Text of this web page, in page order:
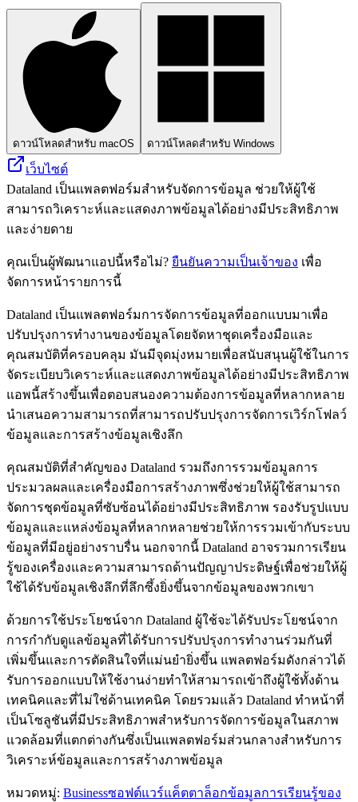
ดาวน์โหลดสำหรับ macOS ดาวน์โหลดสำหรับ Windows
เว็บไซต์
Dataland เป็นแพลตฟอร์มสำหรับจัดการข้อมูล ช่วยให้ผู้ใช้
สามารถวิเคราะห์และแสดงภาพข้อมูลได้อย่างมีประสิทธิภาพ
และง่ายดาย
คุณเป็นผู้พัฒนาแอปนี้หรือไม่? ยืนยันความเป็นเจ้าของ เพื่อ
จัดการหน้ารายการนี้
Dataland เป็นแพลตฟอร์มการจัดการข้อมูลที่ออกแบบมาเพื่อ
ปรับปรุงการทำงานของข้อมูลโดยจัดหาชุดเครื่องมือและ
คุณสมบัติที่ครอบคลุม มันมีจุดมุ่งหมายเพื่อสนับสนุนผู้ใช้ในการ
จัดระเบียบวิเคราะห์และแสดงภาพข้อมูลได้อย่างมีประสิทธิภาพ
แอพนี้สร้างขึ้นเพื่อตอบสนองความต้องการข้อมูลที่หลากหลาย
นำเสนอความสามารถที่สามารถปรับปรุงการจัดการเวิร์กโฟลว์
ข้อมูลและการสร้างข้อมูลเชิงลึก
คุณสมบัติที่สำคัญของ Dataland รวมถึงการรวมข้อมูลการ
ประมวลผลและเครื่องมือการสร้างภาพซึ่งช่วยให้ผู้ใช้สามารถ
จัดการชุดข้อมูลที่ซับซ้อนได้อย่างมีประสิทธิภาพ รองรับรูปแบบ
ข้อมูลและแหล่งข้อมูลที่หลากหลายช่วยให้การรวมเข้ากับระบบ
ข้อมูลที่มีอยู่อย่างราบรื่น นอกจากนี้ Dataland อาจรวมการเรียน
รู้ของเครื่องและความสามารถด้านปัญญาประดิษฐ์เพื่อช่วยให้ผู้
ใช้ได้รับข้อมูลเชิงลึกที่ลึกซึ้งยิ่งขึ้นจากข้อมูลของพวกเขา
ด้วยการใช้ประโยชน์จาก Dataland ผู้ใช้จะได้รับประโยชน์จาก
การกำกับดูแลข้อมูลที่ได้รับการปรับปรุงการทำงานร่วมกันที่
เพิ่มขึ้นและการตัดสินใจที่แม่นยำยิ่งขึ้น แพลตฟอร์มดังกล่าวได้
รับการออกแบบให้ใช้งานง่ายทำให้สามารถเข้าถึงผู้ใช้ทั้งด้าน
เทคนิคและที่ไม่ใช่ด้านเทคนิค โดยรวมแล้ว Dataland ทำหน้าที่
เป็นโซลูชันที่มีประสิทธิภาพสำหรับการจัดการข้อมูลในสภาพ
แวดล้อมที่แตกต่างกันซึ่งเป็นแพลตฟอร์มส่วนกลางสำหรับการ
วิเคราะห์ข้อมูลและการสร้างภาพข้อมูล
หมวดหมู่: Businessซอฟต์แวร์แค็ตตาล็อกข้อมูลการเรียนรู้ของ